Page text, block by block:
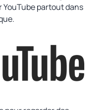
YouTube partout dans